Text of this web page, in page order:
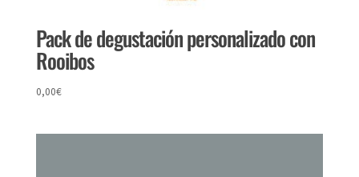
Pack de degustación personalizado con
Rooibos
0,00€